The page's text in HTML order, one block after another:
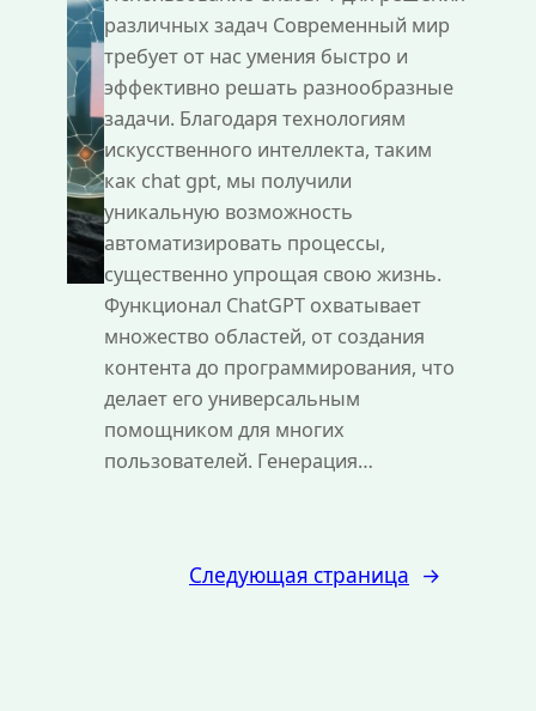
различных задач Современный мир
требует от нас умения быстро и
эффективно решать разнообразные
задачи. Благодаря технологиям
искусственного интеллекта, таким
как chat gpt, мы получили
уникальную возможность
автоматизировать процессы,
существенно упрощая свою жизнь.
Функционал ChatGPT охватывает
множество областей, от создания
контента до программирования, что
делает его универсальным
помощником для многих
пользователей. Генерация…
Следующая страница →